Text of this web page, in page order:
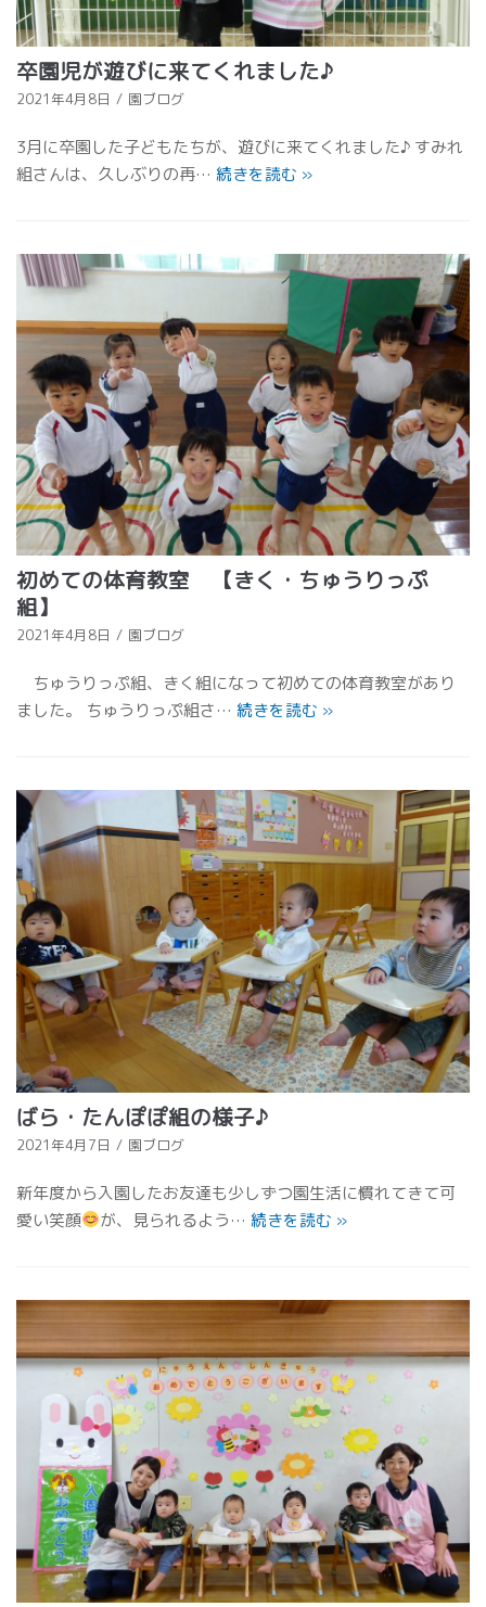
卒園児が遊びに来てくれました♪
2021年4月8日 園ブログ
3月に卒園した子どもたちが、遊びに来てくれました♪ すみれ
組さんは、久しぶりの再… 続きを読む »
初めての体育教室 【きく・ちゅうりっぷ
組】
2021年4月8日 園ブログ
ちゅうりっぷ組、きく組になって初めての体育教室があり
ました。 ちゅうりっぷ組さ… 続きを読む »
ばら・たんぽぽ組の様子♪
2021年4月7日 園ブログ
新年度から入園したお友達も少しずつ園生活に慣れてきて可
愛い笑顔
が、見られるよう…続きを読む »